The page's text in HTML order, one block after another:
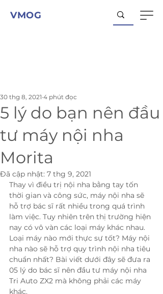
VMOG
5 lý do bạn nên đầu
tư máy nội nha
Morita
30 thg 8, 2021 4 phút đọc
Đã cập nhật: 7 thg 9, 2021
Thay vì điều trị nội nha bằng tay tốn
thời gian và công sức, máy nội nha sẽ
hỗ trợ bác sĩ rất nhiều trong quá trình
làm việc. Tuy nhiên trên thị trường hiện
nay có vô vàn các loại máy khác nhau.
Loại máy nào mới thực sự tốt? Máy nội
nha nào sẽ hỗ trợ quy trình nội nha tiêu
chuẩn nhất? Bài viết dưới đây sẽ đưa ra
05 lý do bác sĩ nên đầu tư máy nội nha
Tri Auto ZX2 mà không phải các máy
khác.